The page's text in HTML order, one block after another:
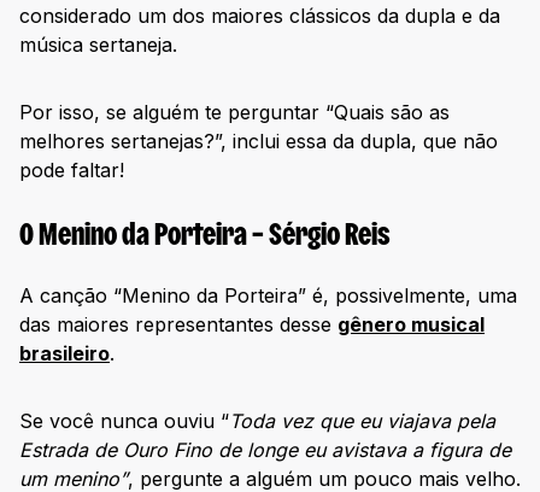
considerado um dos maiores clássicos da dupla e da
música sertaneja.
Por isso, se alguém te perguntar “Quais são as
melhores sertanejas?”, inclui essa da dupla, que não
pode faltar!
O Menino da Porteira – Sérgio Reis
A canção “Menino da Porteira” é, possivelmente, uma
das maiores representantes desse gênero musical
brasileiro.
Se você nunca ouviu “Toda vez que eu viajava pela
Estrada de Ouro Fino de longe eu avistava a figura de
um menino”, pergunte a alguém um pouco mais velho.